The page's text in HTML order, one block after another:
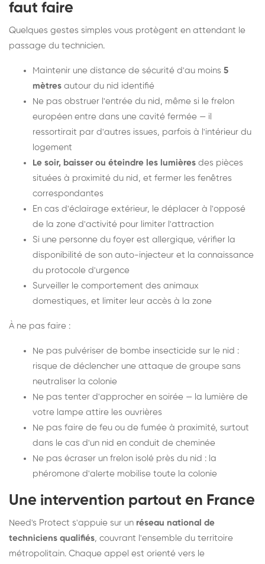
faut faire
Quelques gestes simples vous protègent en attendant le
passage du technicien.
Maintenir une distance de sécurité d'au moins 5
mètres autour du nid identifié
Ne pas obstruer l'entrée du nid, même si le frelon
européen entre dans une cavité fermée — il
ressortirait par d'autres issues, parfois à l'intérieur du
logement
Le soir, baisser ou éteindre les lumières des pièces
situées à proximité du nid, et fermer les fenêtres
correspondantes
En cas d'éclairage extérieur, le déplacer à l'opposé
de la zone d'activité pour limiter l'attraction
Si une personne du foyer est allergique, vérifier la
disponibilité de son auto-injecteur et la connaissance
du protocole d'urgence
Surveiller le comportement des animaux
domestiques, et limiter leur accès à la zone
À ne pas faire :
Ne pas pulvériser de bombe insecticide sur le nid :
risque de déclencher une attaque de groupe sans
neutraliser la colonie
Ne pas tenter d'approcher en soirée — la lumière de
votre lampe attire les ouvrières
Ne pas faire de feu ou de fumée à proximité, surtout
dans le cas d'un nid en conduit de cheminée
Ne pas écraser un frelon isolé près du nid : la
phéromone d'alerte mobilise toute la colonie
Une intervention partout en France
Need's Protect s'appuie sur un réseau national de
techniciens qualifiés, couvrant l'ensemble du territoire
métropolitain. Chaque appel est orienté vers le